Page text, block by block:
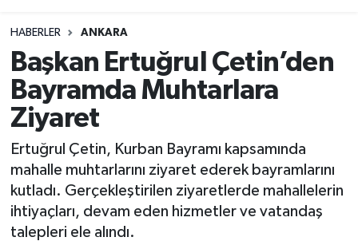
HABERLER ANKARA
Başkan Ertuğrul Çetin’den
Bayramda Muhtarlara
Ziyaret
Ertuğrul Çetin, Kurban Bayramı kapsamında
mahalle muhtarlarını ziyaret ederek bayramlarını
kutladı. Gerçekleştirilen ziyaretlerde mahallelerin
ihtiyaçları, devam eden hizmetler ve vatandaş
talepleri ele alındı.
Biyografi
Çevre
Diğer
Dünya
Eğitim
Ankara Trafik Yoğunluk Haritası
Süper Lig Puan Durumu ve Fikstür
Tüm Manşetler
Son Dakika Haberleri
Haber Arşivi